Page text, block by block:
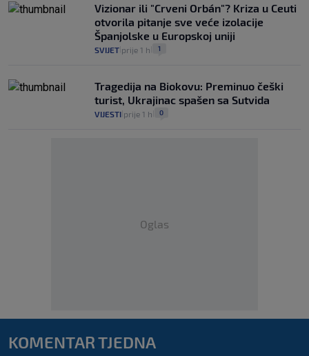
Vizionar ili "Crveni Orbán"? Kriza u Ceuti
otvorila pitanje sve veće izolacije
Španjolske u Europskoj uniji
SVIJET prije 1 h 1
Tragedija na Biokovu: Preminuo češki
turist, Ukrajinac spašen sa Sutvida
VIJESTI prije 1 h 0
Oglas
KOMENTAR TJEDNA